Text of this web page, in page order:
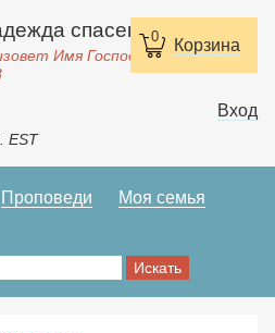
0 Корзина
спасения»
Имя Господне, спасется.
EST
Вход
Проповеди
Моя семья